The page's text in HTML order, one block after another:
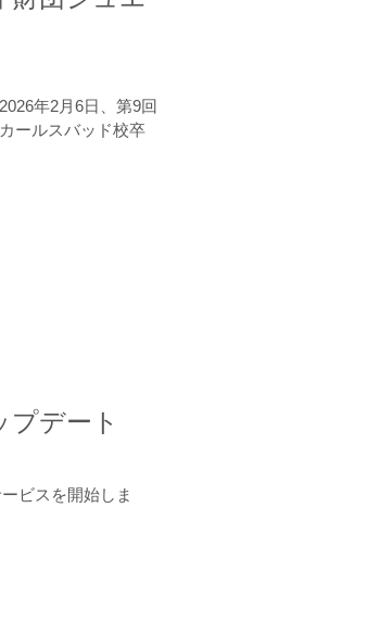
年2月6日、第9回
ールスバッド校卒
デート
ビスを開始しま